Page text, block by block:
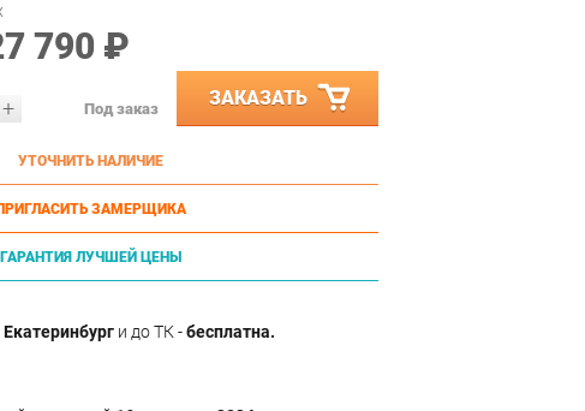
790 ₽
+ Под заказ ЗАКАЗАТЬ
УТОЧНИТЬ НАЛИЧИЕ
ЗАМЕРЩИКА
ГАРАНТИЯ ЛУЧШЕЙ ЦЕНЫ
Екатеринбург и до ТК -бесплатна.